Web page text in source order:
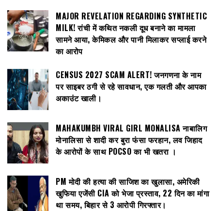
MAJOR REVELATION REGARDING SYNTHETIC
MILK! रांची में कथित नकली दूध बनाने का मामला
सामने आया, केमिकल और पानी मिलाकर सप्लाई करने
का आरोप
CENSUS 2027 SCAM ALERT! जनगणना के नाम
पर साइबर ठगी से रहे सावधान, एक गलती और आपका
अकाउंट खाली।
MAHAKUMBH VIRAL GIRL MONALISA नाबालिग
मोनालिसा से शादी कर बुरा फंसा फरहान, लव जिहाद
के आरोपों के साथ POCSO का भी खतरा ।
PM मोदी की हत्या की साजिश का खुलासा, अमेरिकी
खुफिया एजेंसी CIA को भेजा प्रस्ताव, 22 दिन का मांगा
था समय, बिहार से 3 आरोपी गिरफ्तार।